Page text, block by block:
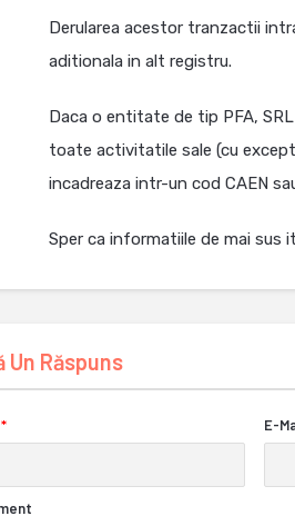
Derularea acestor tranzactii
aditionala in alt registru.
Daca o entitate de tip PFA,
toate activitatile sale (cu
incadreaza intr-un cod CAEN
Sper ca informatiile de mai sus
Un Răspuns
* E-